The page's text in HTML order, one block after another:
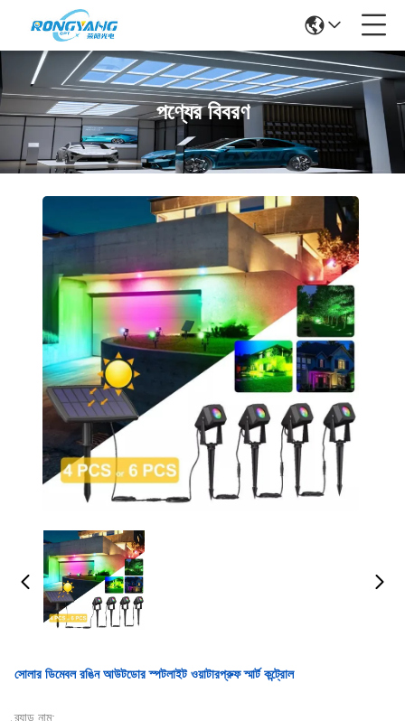
পণ্যের বিবরণ
সোলার ডিমেবল রঙিন আউটডোর স্পটলাইট ওয়াটারপ্রুফ স্মার্ট কন্ট্রোল
ব্র্যান্ড নাম: